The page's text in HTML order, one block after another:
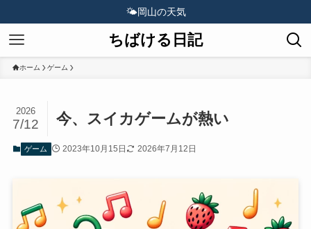
🌤️岡山の天気
ちばける日記
ホーム ゲーム
今、スイカゲームが熱い
2026
7/12
ゲーム 2023年10月15日 2026年7月12日